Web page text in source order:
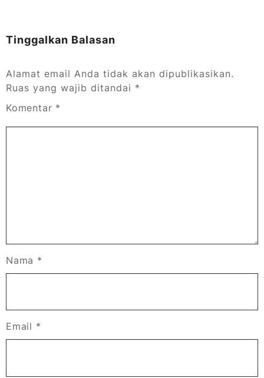
Tinggalkan Balasan
Alamat email Anda tidak akan dipublikasikan.
Ruas yang wajib ditandai *
Komentar *
Nama *
Email *